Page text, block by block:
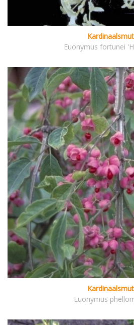
Euonymus fortunei
Euonymus